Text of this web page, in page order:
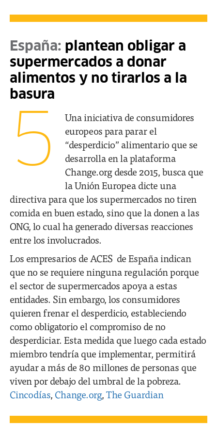
España: plantean obligar a
supermercados a donar
alimentos y no tirarlos a la
basura
5
Una iniciativa de consumidores
europeos para parar el
“desperdicio” alimentario que se
desarrolla en la plataforma
Change.org desde 2015, busca que
la Unión Europea dicte una
directiva para que los supermercados no tiren
comida en buen estado, sino que la donen a las
ONG, lo cual ha generado diversas reacciones
entre los involucrados.
Los empresarios de ACES de España indican
que no se requiere ninguna regulación porque
el sector de supermercados apoya a estas
entidades. Sin embargo, los consumidores
quieren frenar el desperdicio, estableciendo
como obligatorio el compromiso de no
desperdiciar. Esta medida que luego cada estado
miembro tendría que implementar, permitirá
ayudar a más de 80 millones de personas que
viven por debajo del umbral de la pobreza.
Cincodías, Change.org,The Guardian